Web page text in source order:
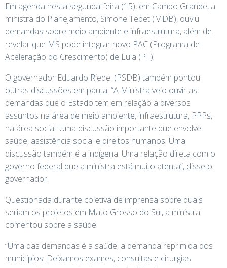
Em agenda nesta segunda-feira (15), em Campo Grande, a
ministra do Planejamento, Simone Tebet (MDB), ouviu
demandas sobre meio ambiente e infraestrutura, além de
revelar que MS pode integrar novo PAC (Programa de
Aceleração do Crescimento) de Lula (PT).
O governador Eduardo Riedel (PSDB) também pontou
outras discussões em pauta. “A Ministra veio ouvir as
demandas que o Estado tem em relação a diversos
assuntos na área de meio ambiente, infraestrutura, PPPs,
na área social. Uma discussão importante que envolve
saúde, assistência social e direitos humanos. Uma
discussão também é a indígena. Uma relação direta com o
governo federal que a ministra está muito atenta”, disse o
governador.
Questionada durante coletiva de imprensa sobre quais
seriam os projetos em Mato Grosso do Sul, a ministra
comentou sobre a saúde.
“Uma das demandas é a saúde, a demanda reprimida dos
municípios. Deixamos exames, consultas e cirurgias